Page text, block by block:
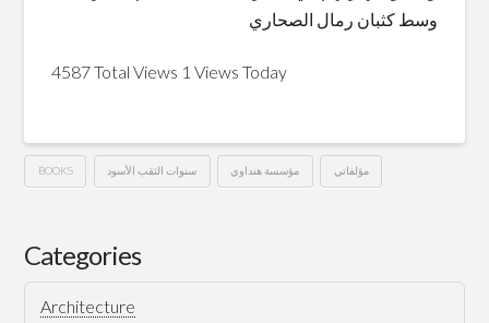
وسط كثبان رمال الصحاري
4587 Total Views 1 Views Today
BOOKS سنوات الثقب الأسود مؤسسة هنداوي مؤلفاتي
الثقب
الأسود04.28.2020
Categories
Architecture